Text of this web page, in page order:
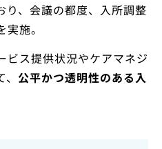
り、会議の都度、入所調整
施。
ビス提供状況やケアマネジ
公平かつ透明性のある入